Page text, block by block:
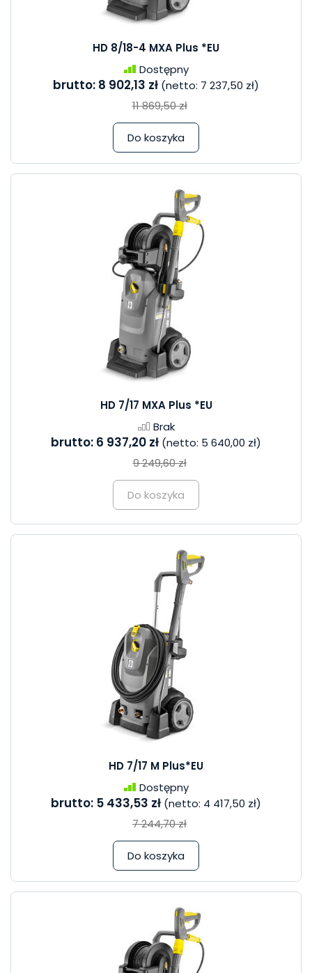
HD 8/18-4 MXA Plus *EU
Dostępny
brutto: 8 902,13 zł (netto: 7 237,50 zł)
11 869,50 zł
Do koszyka
HD 7/17 MXA Plus *EU
Brak
brutto: 6 937,20 zł (netto: 5 640,00 zł)
9 249,60 zł
Do koszyka
HD 7/17 M Plus*EU
Dostępny
brutto: 5 433,53 zł (netto: 4 417,50 zł)
7 244,70 zł
Do koszyka